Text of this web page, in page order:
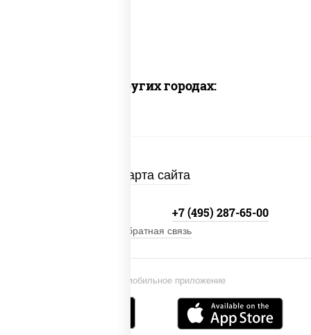
Доставка в других городах:
Карта сайта
Установи мобильное приложение
+7 (495) 287-65-00
Обратная связь